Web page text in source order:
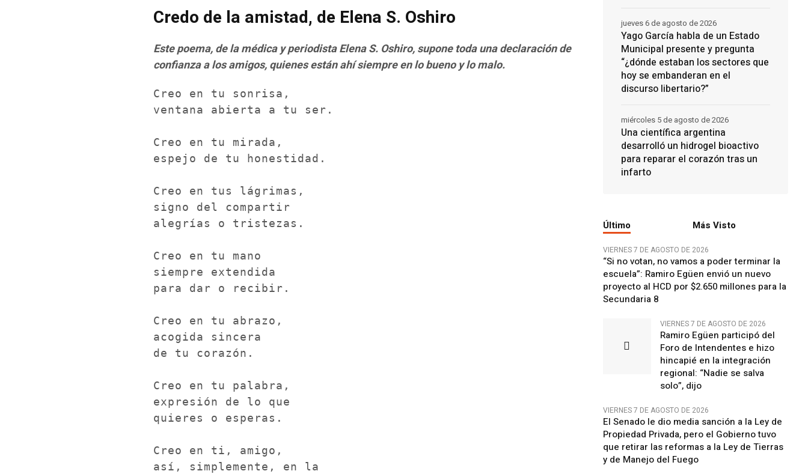
Credo de la amistad, de Elena S. Oshiro
Este poema, de la médica y periodista Elena S. Oshiro, supone toda una declaración de
confianza a los amigos, quienes están ahí siempre en lo bueno y lo malo.
Creo en tu sonrisa,
ventana abierta a tu ser.
Creo en tu mirada,
espejo de tu honestidad.
Creo en tus lágrimas,
signo del compartir
alegrías o tristezas.
Creo en tu mano
siempre extendida
para dar o recibir.
Creo en tu abrazo,
acogida sincera
de tu corazón.
Creo en tu palabra,
expresión de lo que
quieres o esperas.
Creo en ti, amigo,
así, simplemente, en la
Yago García habla de un Estado
Municipal presente y pregunta
“¿dónde estaban los sectores que
hoy se embanderan en el
discurso libertario?”
jueves 6 de agosto de 2026
Una científica argentina
desarrolló un hidrogel bioactivo
para reparar el corazón tras un
infarto
miércoles 5 de agosto de 2026
Último Más Visto
VIERNES 7 DE AGOSTO DE 2026
“Si no votan, no vamos a poder terminar la
escuela”: Ramiro Egüen envió un nuevo
proyecto al HCD por $2.650 millones para la
Secundaria 8
VIERNES 7 DE AGOSTO DE 2026
Ramiro Egüen participó del
Foro de Intendentes e hizo
hincapié en la integración
regional: “Nadie se salva
solo”, dijo
VIERNES 7 DE AGOSTO DE 2026
El Senado le dio media sanción a la Ley de
Propiedad Privada, pero el Gobierno tuvo
que retirar las reformas a la Ley de Tierras
y de Manejo del Fuego